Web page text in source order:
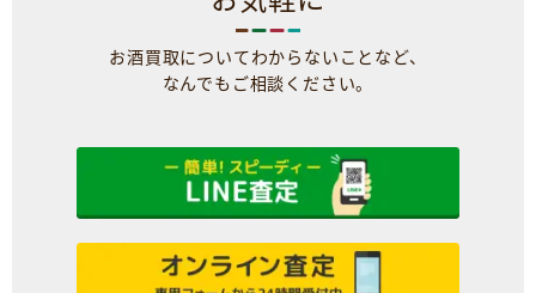
お酒買取についてわからないことなど、
なんでもご相談ください。